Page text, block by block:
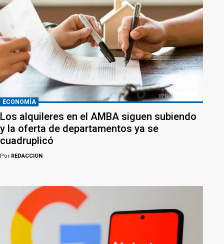
ECONOMÍA
Los alquileres en el AMBA siguen subiendo
y la oferta de departamentos ya se
cuadruplicó
Por REDACCION